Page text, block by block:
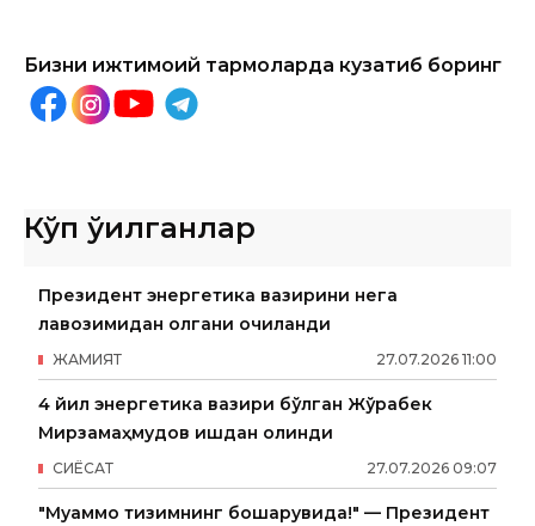
Бизни ижтимоий тармоқларда кузатиб боринг
Кўп ўқилганлар
Президент энергетика вазирини нега
лавозимидан олгани очиқланди
27.07.2026 11:00
ЖАМИЯТ
4 йил энергетика вазири бўлган Жўрабек
Мирзамаҳмудов ишдан олинди
27.07.2026 09:07
СИËСАТ
"Муаммо тизимнинг бошқарувида!" — Президент